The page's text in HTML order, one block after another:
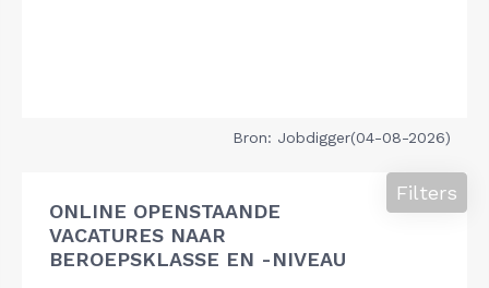
Bron: Jobdigger(04-08-2026)
ONLINE OPENSTAANDE
VACATURES NAAR
BEROEPSKLASSE EN -NIVEAU
Filters